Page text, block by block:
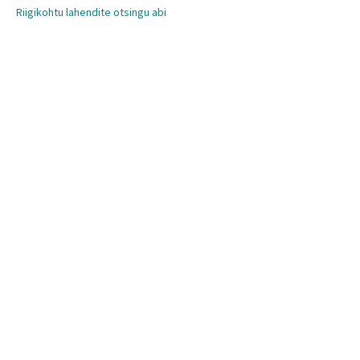
Riigikohtu lahendite otsingu abi